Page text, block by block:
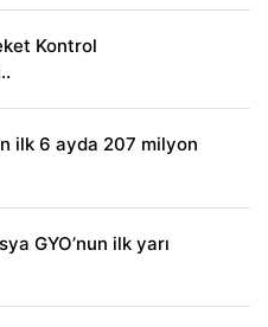
Kontrol
ilk 6 ayda 207 milyon
GYO’nun ilk yarı